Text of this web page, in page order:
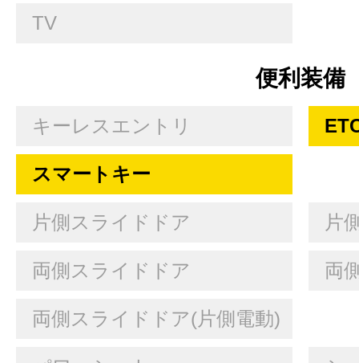
TV
便利装備
キーレスエントリ
スマートキー
片側スライドドア 片
両側スライドドア 両
両側スライドドア(片側電動)